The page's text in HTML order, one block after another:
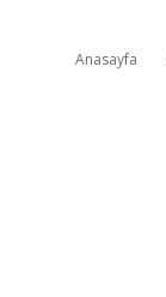
Anasayfa